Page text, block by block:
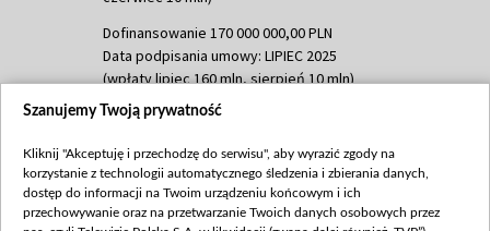
Dofinansowanie 170 000 000,00 PLN
Data podpisania umowy: LIPIEC 2025
(wpłaty lipiec 160 mln, sierpień 10 mln)
Dofinansowanie 60 000 000,00 PLN
(wpłata wrzesień 60 mln)
Dofinansowanie 635 783 051,21 PLN
Data podpisania umowy: WRZESIEŃ 2025
Szanujemy Twoją prywatność
Kliknij "Akceptuję i przechodzę do serwisu", aby wyrazić zgody na
korzystanie z technologii automatycznego śledzenia i zbierania danych,
dostęp do informacji na Twoim urządzeniu końcowym i ich
przechowywanie oraz na przetwarzanie Twoich danych osobowych przez